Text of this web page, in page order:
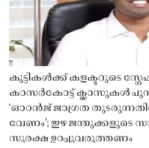
കുട്ടികൾക്ക് കളക്ടറുടെ
കാസർകോട്ട് ക്ലാസുകൾ
‘ഓറൻജ് ജാഗ്രത
വേണം’; ഇഴ ജന്തുക്കളുടെ
സുരക്ഷ ഉറപ്പുവരുത്തണം